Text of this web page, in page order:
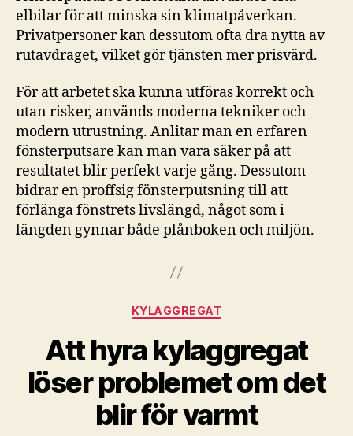
elbilar för att minska sin klimatpåverkan.
Privatpersoner kan dessutom ofta dra nytta av
rutavdraget, vilket gör tjänsten mer prisvärd.
För att arbetet ska kunna utföras korrekt och
utan risker, används moderna tekniker och
modern utrustning. Anlitar man en erfaren
fönsterputsare kan man vara säker på att
resultatet blir perfekt varje gång. Dessutom
bidrar en proffsig fönsterputsning till att
förlänga fönstrets livslängd, något som i
längden gynnar både plånboken och miljön.
Kategorier
KYLAGGREGAT
Att hyra kylaggregat
löser problemet om det
blir för varmt